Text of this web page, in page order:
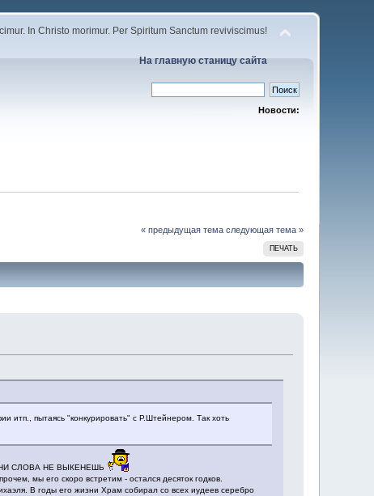
In Christo morimur. Per Spiritum Sanctum reviviscimus!
На главную станицу сайта
Новости:
« предыдущая тема следующая тема »
ПЕЧАТЬ
итп., пытаясь "конкурировать" с Р.Штейнером. Так хоть
СЛОВА НЕ ВЫКЕНЕШЬ
мы его скоро встретим - остался десяток годков.
В годы его жизни Храм собирал со всех иудеев серебро